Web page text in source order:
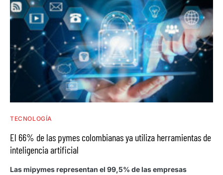
TECNOLOGÍA
El 66% de las pymes colombianas ya utiliza herramientas de
inteligencia artificial
Las mipymes representan el 99,5% de las empresas